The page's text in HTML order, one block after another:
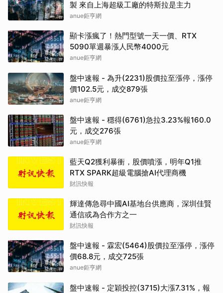
製 來自上海超級工廠的特斯拉是主力
anue鉅亨網
顯卡漲瘋了！熱門型號一天一價、RTX
5090單週暴漲人民幣4000元
anue鉅亨網
盤中速報 - 為升(2231)股價拉至漲停，漲停
價102.5元，成交879張
anue鉅亨網
盤中速報 - 穩得(6761)急拉3.23%報160.0
元，成交276張
anue鉅亨網
藍天Q2獲利暴衝，股價噴漲，明年Q1推
RTX SPARK超級電腦搶AI代理商機
財訊快報
輝達傳急尋中國AI基地台供應商，深圳佳賢
通信或為合作方之一
財訊快報
盤中速報 - 霖宏(5464)股價拉至漲停，漲停
價68.8元，成交725張
anue鉅亨網
盤中速報 - 定穎投控(3715)大漲7.31%，報